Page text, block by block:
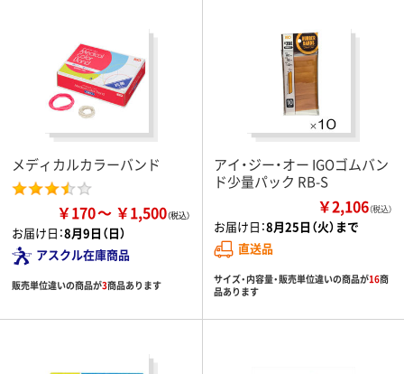
メディカルカラーバンド
￥170 ￥1,500
お届け日：8月9日（日）
アスクル在庫商品
販売単位違いの商品が3商品あります
アイ・ジー・オー IGOゴムバン
ド少量パック RB-S
￥2,106（税込）
お届け日：8月25日（火）まで
直送品
サイズ・内容量・販売単位違いの商品が16商
品あります